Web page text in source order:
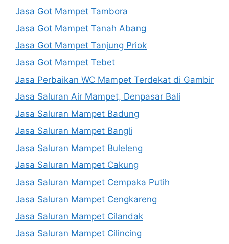
Jasa Got Mampet Tambora
Jasa Got Mampet Tanah Abang
Jasa Got Mampet Tanjung Priok
Jasa Got Mampet Tebet
Jasa Perbaikan WC Mampet Terdekat di Gambir
Jasa Saluran Air Mampet, Denpasar Bali
Jasa Saluran Mampet Badung
Jasa Saluran Mampet Bangli
Jasa Saluran Mampet Buleleng
Jasa Saluran Mampet Cakung
Jasa Saluran Mampet Cempaka Putih
Jasa Saluran Mampet Cengkareng
Jasa Saluran Mampet Cilandak
Jasa Saluran Mampet Cilincing